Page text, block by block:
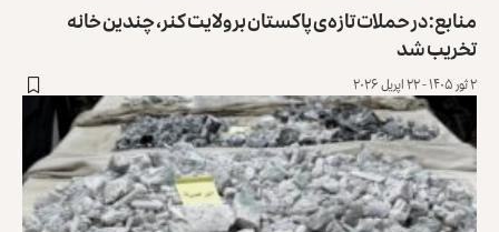
منابع: در حملات تازه‌ی پاکستان بر ولایت کنر، چندین خانه
تخریب شد
۲ ثور ۱۴۰۵ - ۲۲ اپریل ۲۰۲۶